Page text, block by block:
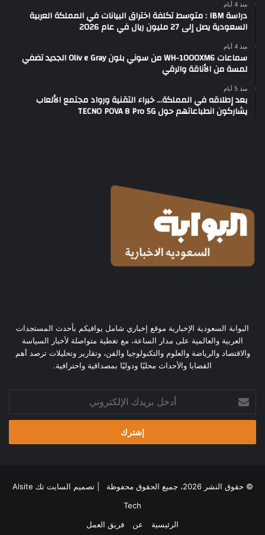
منذ 4 أيام
دراسة IBM : متوسط تكلفة اختراق البيانات في المملكة العربية
السعودية يصل إلى 27 مليون ريال في عام 2026
منذ 4 أيام
سماعات WH-1000XM6 من سوني بلون Oliv e Gray الجديد تضفي
لمسة من الأناقة والرقي
منذ 5 أيام
بعد إطلاقه في المملكة… خبراء التقنية ورواد مجتمع الألعاب
يشاركون انطباعاتهم حول TECNO POVA 8 Pro 5G
البوابة السعودية الإخبارية موقع إخباري شامل يوافيكم بأحدث المستجدات
العربية والعالمية على مدار الساعة، مع تغطية متواصلة لأخبار السياسة
والاقتصاد والرياضة والعلوم والتكنولوجيا والفن، وتقارير وتحليلات ترصد أهم
القضايا والأحداث محليًا ودوليًا بمصداقية واحترافية.
بريدك
الإلكتروني
© حقوق النشر 2026، جميع الحقوق محفوظة | تصميم
السايت تك Alsite
Tech
الرئيسية
عن فريق العمل